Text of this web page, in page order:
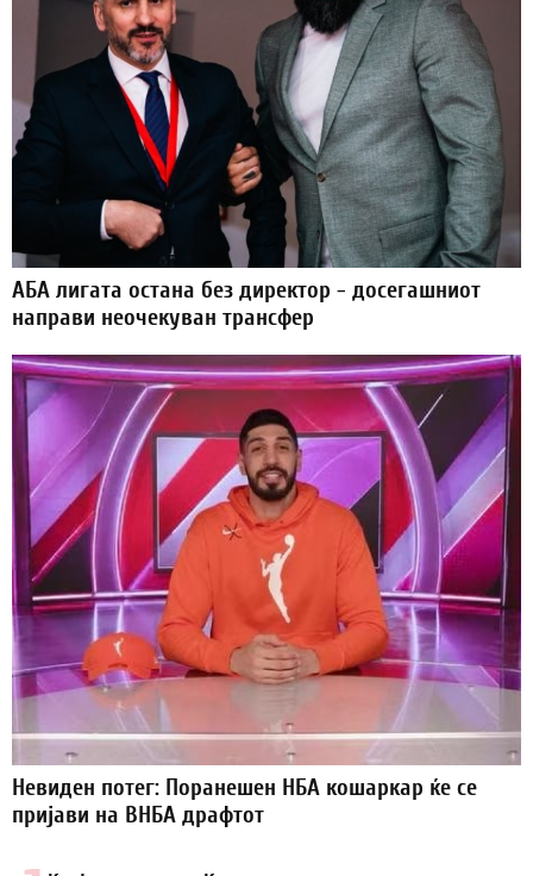
АБА лигата остана без директор - досегашниот
направи неочекуван трансфер
Невиден потег: Поранешен НБА кошаркар ќе се
пријави на ВНБА драфтот